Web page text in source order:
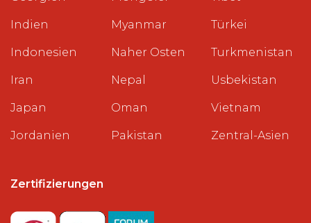
Indien
Indonesien
Iran
Japan
Jordanien
Myanmar
Naher Osten
Nepal
Oman
Pakistan
Türkei
Turkmenistan
Usbekistan
Vietnam
Zentral-Asien
Zertifizierungen